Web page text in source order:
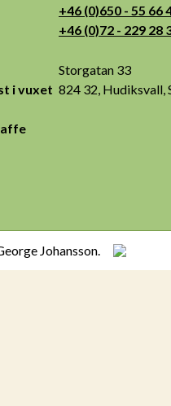
i vuxet
+46 (0)650 - 55 66
+46 (0)72 - 229 28
Storgatan 33
824 32, Hudiksvall,
Johansson.